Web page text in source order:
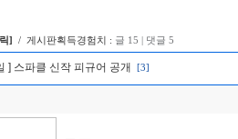
] / 게시판획득경험치 : 글 15 | 댓글 5
] 스파클 신작 피규어 공개 [3]